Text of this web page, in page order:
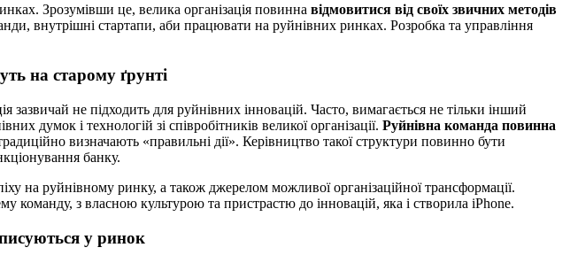
Зрозумівши це, велика організація повинна відмовитися від своїх звичних методів
внутрішні стартапи, аби працювати на руйнівних ринках. Розробка та управління
на старому ґрунті
зазвичай не підходить для руйнівних інновацій. Часто, вимагається не тільки інший
думок і технологій зі співробітників великої організації. Руйнівна команда повинна
визначають «правильні дії». Керівництво такої структури повинно бути
банку.
на руйнівному ринку, а також джерелом можливої організаційної трансформації.
з власною культурою та пристрастю до інновацій, яка і створила iPhone.
у ринок